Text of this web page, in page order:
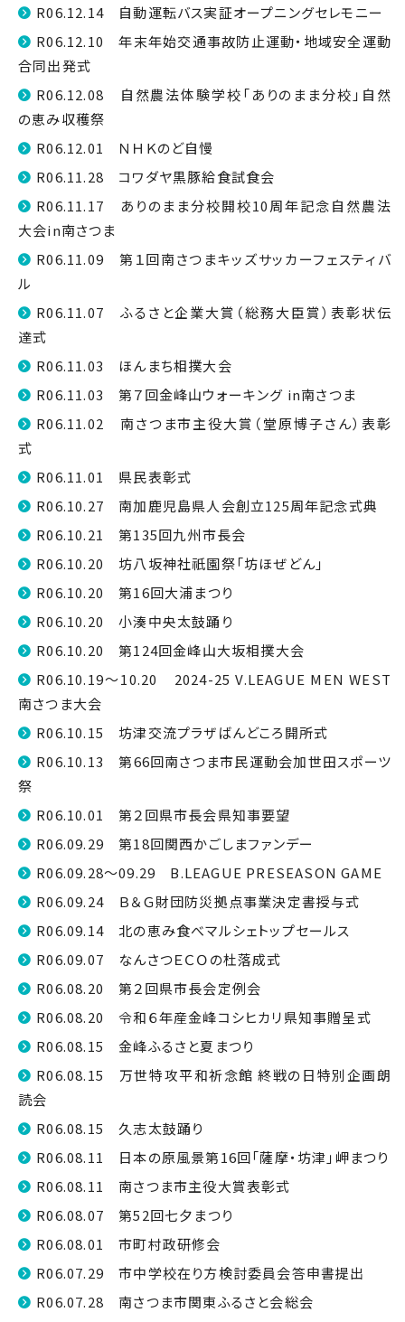
R06.12.14 自動運転バス実証オープニングセレモニー
R06.12.10 年末年始交通事故防止運動・地域安全運動
合同出発式
R06.12.08 自然農法体験学校「ありのまま分校」自然
の恵み収穫祭
R06.12.01 ＮＨＫのど自慢
R06.11.28 コワダヤ黒豚給食試食会
R06.11.17 ありのまま分校開校10周年記念自然農法
大会in南さつま
R06.11.09 第１回南さつまキッズサッカーフェスティバ
ル
R06.11.07 ふるさと企業大賞（総務大臣賞）表彰状伝
達式
R06.11.03 ほんまち相撲大会
R06.11.03 第７回金峰山ウォーキング in南さつま
R06.11.02 南さつま市主役大賞（堂原博子さん）表彰
式
R06.11.01 県民表彰式
R06.10.27 南加鹿児島県人会創立125周年記念式典
R06.10.21 第135回九州市長会
R06.10.20 坊八坂神社祇園祭「坊ほぜどん」
R06.10.20 第16回大浦まつり
R06.10.20 小湊中央太鼓踊り
R06.10.20 第124回金峰山大坂相撲大会
R06.10.19～10.20 2024-25 V.LEAGUE MEN WEST
南さつま大会
R06.10.15 坊津交流プラザばんどころ開所式
R06.10.13 第66回南さつま市民運動会加世田スポーツ
祭
R06.10.01 第２回県市長会県知事要望
R06.09.29 第18回関西かごしまファンデー
R06.09.28～09.29 B.LEAGUE PRESEASON GAME
R06.09.24 Ｂ＆Ｇ財団防災拠点事業決定書授与式
R06.09.14 北の恵み食べマルシェトップセールス
R06.09.07 なんさつＥＣＯの杜落成式
R06.08.20 第２回県市長会定例会
R06.08.20 令和６年産金峰コシヒカリ県知事贈呈式
R06.08.15 金峰ふるさと夏まつり
R06.08.15 万世特攻平和祈念館 終戦の日特別企画朗
読会
R06.08.15 久志太鼓踊り
R06.08.11 日本の原風景第16回「薩摩・坊津」岬まつり
R06.08.11 南さつま市主役大賞表彰式
R06.08.07 第52回七夕まつり
R06.08.01 市町村政研修会
R06.07.29 市中学校在り方検討委員会答申書提出
R06.07.28 南さつま市関東ふるさと会総会